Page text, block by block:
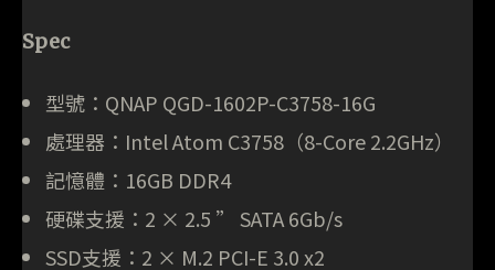
Spec
型號：QNAP QGD-1602P-C3758-16G
處理器：Intel Atom C3758（8-Core 2.2GHz）
記憶體：16GB DDR4
硬碟支援：2 × 2.5 ” SATA 6Gb/s
SSD支援：2 × M.2 PCI-E 3.0 x2